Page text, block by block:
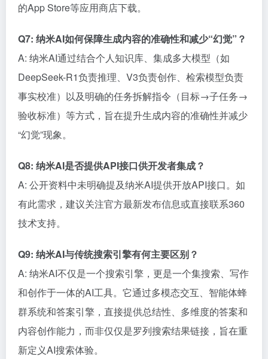
的App Store等应用商店下载。
Q7: 纳米AI如何保障生成内容的准确性和减少“幻觉”？
A: 纳米AI通过结合个人知识库、集成多大模型（如
DeepSeek-R1负责推理、V3负责创作、检索模型负责
事实校准）以及明确的任务拆解指令（目标→子任务→
验收标准）等方式，旨在提升生成内容的准确性并减少
“幻觉”现象。
Q8: 纳米AI是否提供API接口供开发者集成？
A: 公开资料中未明确提及纳米AI提供开放API接口。如
有此需求，建议关注官方最新发布信息或直接联系360
技术支持。
Q9: 纳米AI与传统搜索引擎有何主要区别？
A: 纳米AI不仅是一个搜索引擎，更是一个集搜索、写作
和创作于一体的AI工具。它通过多模态交互、智能体蜂
群系统和答案引擎，直接提供总结性、多维度的答案和
内容创作能力，而非仅仅是罗列搜索结果链接，旨在重
新定义AI搜索体验。